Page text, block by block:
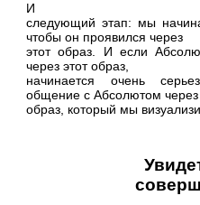
И
следующий этап: мы
чтобы он проявился через
этот образ. И если
через этот образ,
начинается очень
общение с Абсолютом через
образ, который мы